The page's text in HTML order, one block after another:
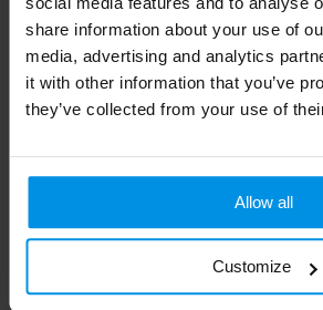
share information about your use of
media, advertising and analytics
it with other information that you’ve
they’ve collected from your use of
Allow all
Customize
Gerelateerde